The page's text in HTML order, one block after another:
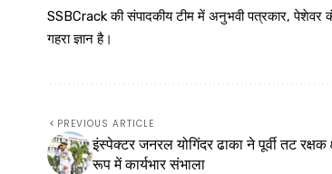
SSBCrack की संपादकीय टीम में अनुभवी पत्रकार, पेशेवर
गहरा ज्ञान है।
PREVIOUS ARTICLE
इंस्पेक्टर जनरल योगिंदर ढाका ने पूर्वी तट
रूप में कार्यभार संभाला